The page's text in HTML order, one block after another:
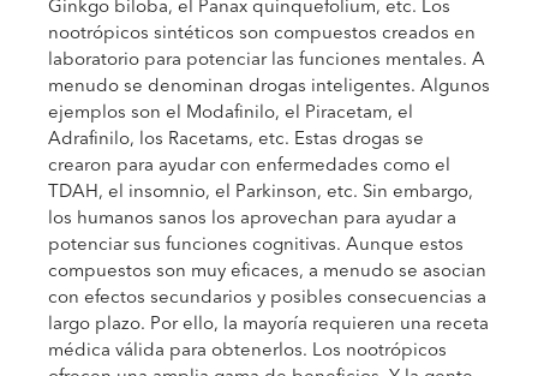
Ginkgo biloba, el Panax quinquefolium, etc. Los
nootrópicos sintéticos son compuestos creados en
laboratorio para potenciar las funciones mentales. A
menudo se denominan drogas inteligentes. Algunos
ejemplos son el Modafinilo, el Piracetam, el
Adrafinilo, los Racetams, etc. Estas drogas se
crearon para ayudar con enfermedades como el
TDAH, el insomnio, el Parkinson, etc. Sin embargo,
los humanos sanos los aprovechan para ayudar a
potenciar sus funciones cognitivas. Aunque estos
compuestos son muy eficaces, a menudo se asocian
con efectos secundarios y posibles consecuencias a
largo plazo. Por ello, la mayoría requieren una receta
médica válida para obtenerlos. Los nootrópicos